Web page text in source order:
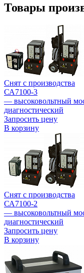
Товары
Снят с производства
СА7100-3
— высоковольтный
диагностический
Запросить цену
В корзину
Снят с производства
СА7100-2
— высоковольтный
диагностический
Запросить цену
В корзину